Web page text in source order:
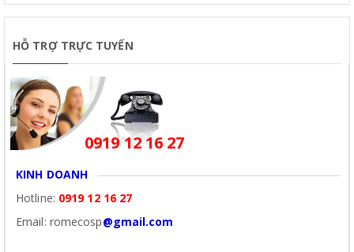
HỖ TRỢ TRỰC TUYẾN
0919 12 16 27
KINH DOANH
Hotline: 0919 12 16 27
Email: romecosp@gmail.com